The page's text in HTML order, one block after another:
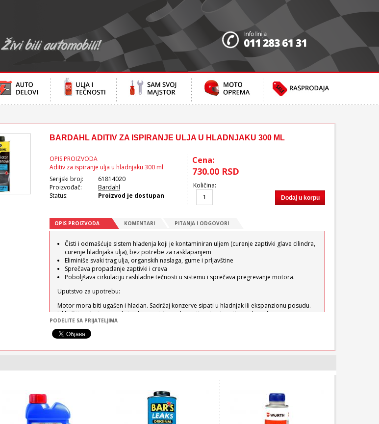
BARDAHL ADITIV ZA ISPIRANJE ULJA U HLADNJAKU 300 ML
OPIS PROIZVODA
Aditiv za ispiranje ulja u hladnjaku 300 ml
Serijski broj:
61814020
Proizvođač:
Bardahl
Status:
Proizvod je dostupan
Cena:
730.00 RSD
Količina:
Dodaj u korpu
OPIS PROIZVODA KOMENTARI PITANJA I ODGOVORI
Čisti i odmašćuje sistem hlađenja koji je kontaminiran uljem (curenje zaptivki glave cilindra,
curenje hladnjaka ulja), bez potrebe za rasklapanjem
Eliminiše svaki trag ulja, organskih naslaga, gume i prljavštine
Sprečava propadanje zaptivki i creva
Poboljšava cirkulaciju rashladne tečnosti u sistemu i sprečava pregrevanje motora.
Uputstvo za upotrebu:
Motor mora biti ugašen i hladan. Sadržaj konzerve sipati u hladnjak ili ekspanzionu posudu.
Uključiti grejanje na maksimalnu poziciju, pokrenuti motor i pustiti ga da radi u praznom
hodu ili voziti dok ventilator hladnjaka ne počne da radi (termostat otvoren). Ostaviti motor
da se ohladi, isprazniti i isprati sistem čistom vodom. Napuniti novom rashladnom tečnošću.
PODELITE SA PRIJATELJIMA